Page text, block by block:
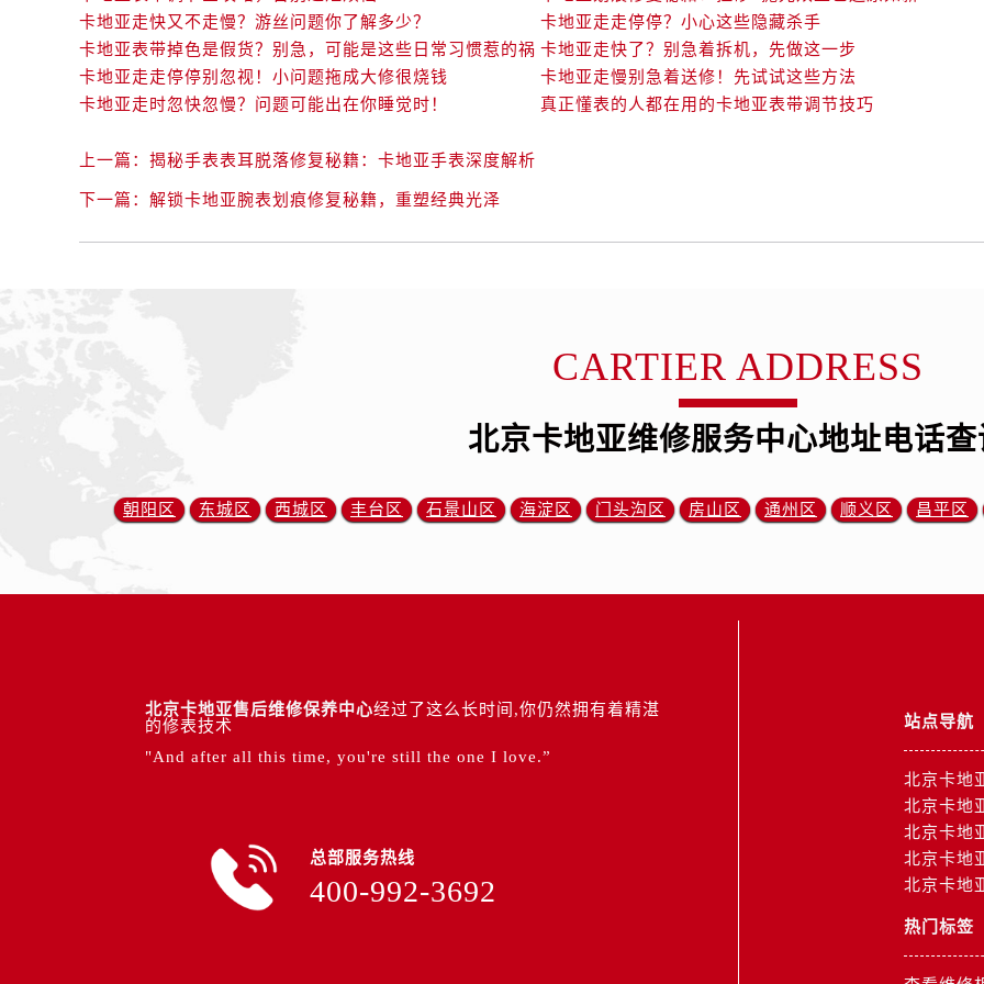
卡地亚走快又不走慢？游丝问题你了解多少？
卡地亚走走停停？小心这些隐藏杀手
卡地亚表带掉色是假货？别急，可能是这些日常习惯惹的祸 卡地亚走快了？别急着拆机，先做这一步
卡地亚走走停停别忽视！小问题拖成大修很烧钱
卡地亚走慢别急着送修！先试试这些方法
卡地亚走时忽快忽慢？问题可能出在你睡觉时！
真正懂表的人都在用的卡地亚表带调节技巧
上一篇： 揭秘手表表耳脱落修复秘籍：卡地亚手表深度解析
下一篇： 解锁卡地亚腕表划痕修复秘籍，重塑经典光泽
CARTIER ADDRESS
北京卡地亚维修服务中心地址电话查
朝阳区 东城区 西城区 丰台区 石景山区 海淀区 门头沟区 房山区 通州区 顺义区 昌平区
北京卡地亚售后维修保养中心经过了这么长时间,你仍然拥有着精湛
的修表技术
"And after all this time, you're still the one I love.”
总部服务热线
400-992-3692
站点导航
北京卡地
北京卡地
北京卡地
北京卡地
北京卡地
热门标签